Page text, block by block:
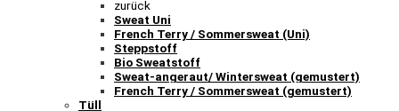
zurück
Sweat Uni
French Terry / Sommersweat (Uni)
Steppstoff
Bio Sweatstoff
Sweat-angeraut/ Wintersweat (gemustert)
French Terry / Sommersweat (gemustert)
Tüll